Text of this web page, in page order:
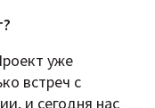
уже
встреч с
и сегодня нас